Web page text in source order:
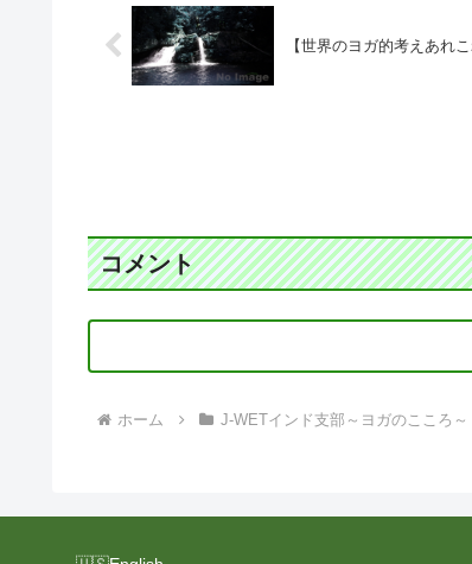
【世界のヨガ的考えあれこ
コメント
ホーム J-WETインド支部～ヨガのこころ～